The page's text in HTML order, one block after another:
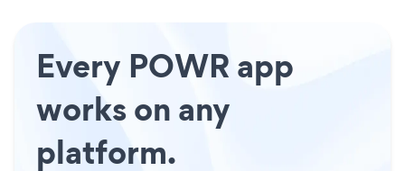
Every POWR app
works on any
platform.